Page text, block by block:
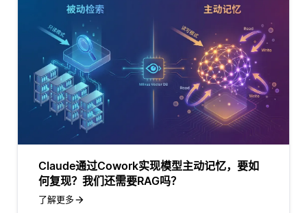
Claude通过Cowork实现模型主动记忆，要如
何复现？我们还需要RAG吗？
了解更多